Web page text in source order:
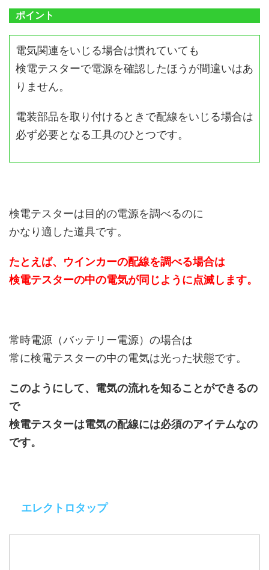
ポイント
電気関連をいじる場合は慣れていても
検電テスターで電源を確認したほうが間違いはあ
りません。
電装部品を取り付けるときで配線をいじる場合は
必ず必要となる工具のひとつです。
検電テスターは目的の電源を調べるのに
かなり適した道具です。
たとえば、ウインカーの配線を調べる場合は
検電テスターの中の電気が同じように点滅します。
常時電源（バッテリー電源）の場合は
常に検電テスターの中の電気は光った状態です。
このようにして、電気の流れを知ることができるの
で
検電テスターは電気の配線には必須のアイテムなの
です。
エレクトロタップ